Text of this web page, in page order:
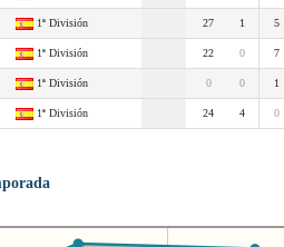
1ª División 27 1 5
1ª División 22 0 7
1ª División 0 0 1
1ª División 24 4 0